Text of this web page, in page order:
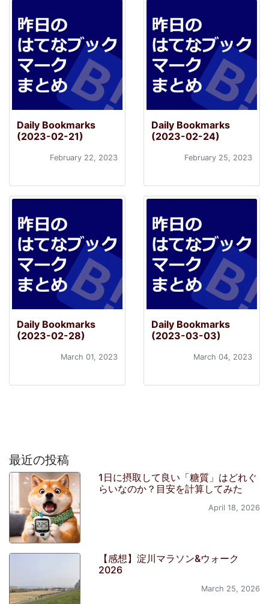
Daily Bookmarks
(2023-02-21)
February 22, 2023
Daily Bookmarks
(2023-02-24)
February 25, 2023
Daily Bookmarks
(2023-02-28)
March 01, 2023
Daily Bookmarks
(2023-03-03)
March 04, 2023
最近の投稿
1日に摂取して良い「糖質」はどれぐ
らいなのか？目安を計算してみた
April 18, 2026
【感想】淀川マラソン&ウォーク
2026
March 25, 2026